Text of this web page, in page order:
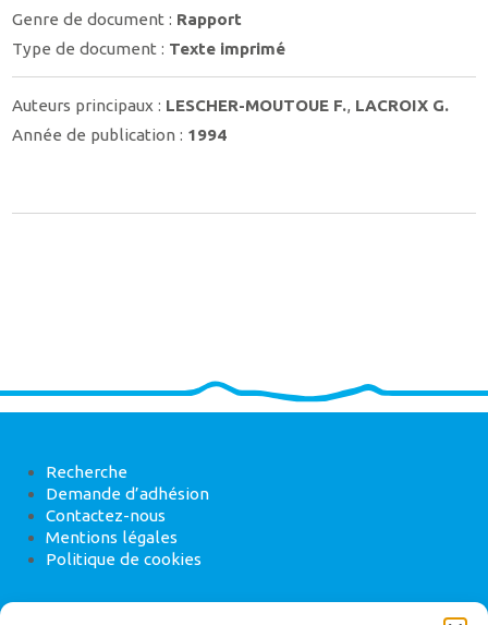
Genre de document : Rapport
Type de document : Texte imprimé
Auteurs principaux : LESCHER-MOUTOUE F., LACROIX G.
Année de publication : 1994
Recherche
Demande d’adhésion
Contactez-nous
Mentions légales
Politique de cookies